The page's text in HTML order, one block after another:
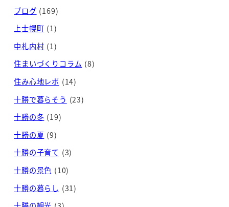
ブログ (169)
上士幌町 (1)
中札内村 (1)
住まいづくりコラム (8)
住み心地レポ (14)
十勝で暮らそう (23)
十勝の冬 (19)
十勝の夏 (9)
十勝の子育て (3)
十勝の景色 (10)
十勝の暮らし (31)